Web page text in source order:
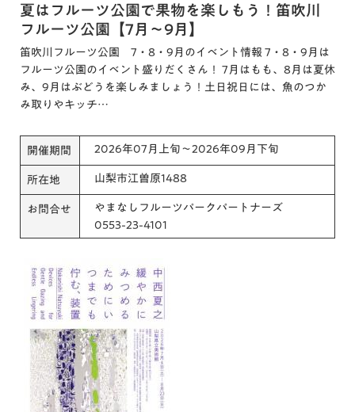
夏はフルーツ公園で果物を楽しもう！笛吹川
フルーツ公園【7月～9月】
笛吹川フルーツ公園 7・8・9月のイベント情報 7・8・9月は
フルーツ公園のイベント盛りだくさん！ 7月はもも、8月は夏休
み、9月はぶどうを楽しみましょう！土日祝日には、魚のつか
み取りやキッチ…
開催期間 2026年07月上旬～2026年09月下旬
所在地 山梨市江曽原1488
お問合せ
やまなしフルーツパークパートナーズ
0553-23-4101